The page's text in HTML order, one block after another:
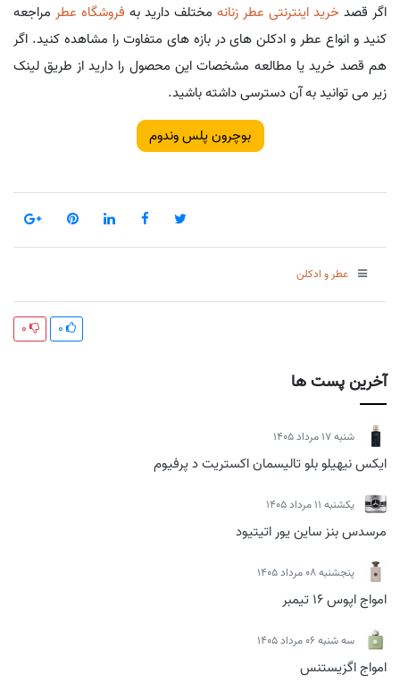
آخرین پست ها
شنبه 17 مرداد 1405
ایکس نیهیلو بلو تالیسمان اکستریت د پرفیوم
يكشنبه 11 مرداد 1405
مرسدس بنز ساین یور اتیتیود
پنجشنبه 08 مرداد 1405
امواج اپوس 16 تیمبر
سه شنبه 06 مرداد 1405
امواج اگزیستنس
اگر قصد خرید اینترنتی عطر زنانه مختلف دارید به فروشگاه عطر مراجعه
کنید و انواع عطر و ادکلن های در بازه های متفاوت را مشاهده کنید. اگر
هم قصد خرید یا مطالعه مشخصات این محصول را دارید از طریق لینک
زیر می توانید به آن دسترسی داشته باشید.
بوچرون پلس وندوم
عطر و ادکلن